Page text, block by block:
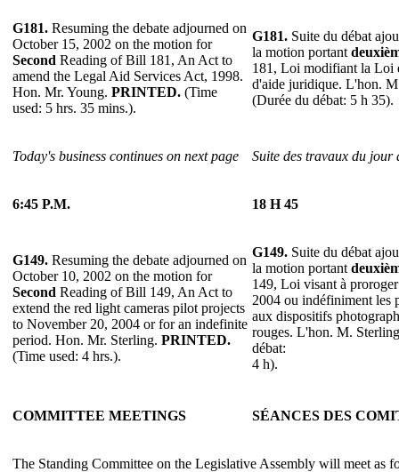
G181. Resuming the debate adjourned on
October 15, 2002 on the motion for
Second Reading of Bill 181, An Act to
amend the Legal Aid Services Act, 1998.
Hon. Mr. Young. PRINTED. (Time
used: 5 hrs. 35 mins.).
G181. Suite du débat
la motion portant
181, Loi modifiant la Loi
d'aide juridique. L'hon.
(Durée du débat: 5 h 35).
Today's business continues on next page Suite des travaux du jour
6:45 P.M. 18 H 45
G149. Resuming the debate adjourned on
October 10, 2002 on the motion for
Second Reading of Bill 149, An Act to
extend the red light cameras pilot projects
to November 20, 2004 or for an indefinite
period. Hon. Mr. Sterling. PRINTED.
(Time used: 4 hrs.).
G149. Suite du débat
la motion portant
149, Loi visant à
2004 ou indéfiniment les
aux dispositifs
rouges. L'hon. M.
débat:
4 h).
COMMITTEE MEETINGS SÉANCES DES
The Standing Committee on the Legislative Assembly will meet as